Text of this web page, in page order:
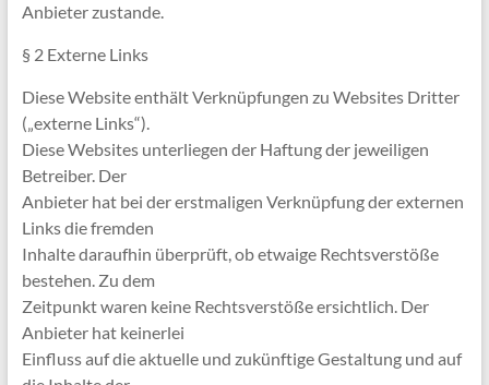
Anbieter zustande.
§ 2 Externe Links
Diese Website enthält Verknüpfungen zu Websites Dritter
(„externe Links“).
Diese Websites unterliegen der Haftung der jeweiligen
Betreiber. Der
Anbieter hat bei der erstmaligen Verknüpfung der externen
Links die fremden
Inhalte daraufhin überprüft, ob etwaige Rechtsverstöße
bestehen. Zu dem
Zeitpunkt waren keine Rechtsverstöße ersichtlich. Der
Anbieter hat keinerlei
Einfluss auf die aktuelle und zukünftige Gestaltung und auf